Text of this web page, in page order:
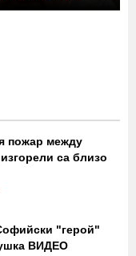
пожар между
са близо
"герой"
ВИДЕО